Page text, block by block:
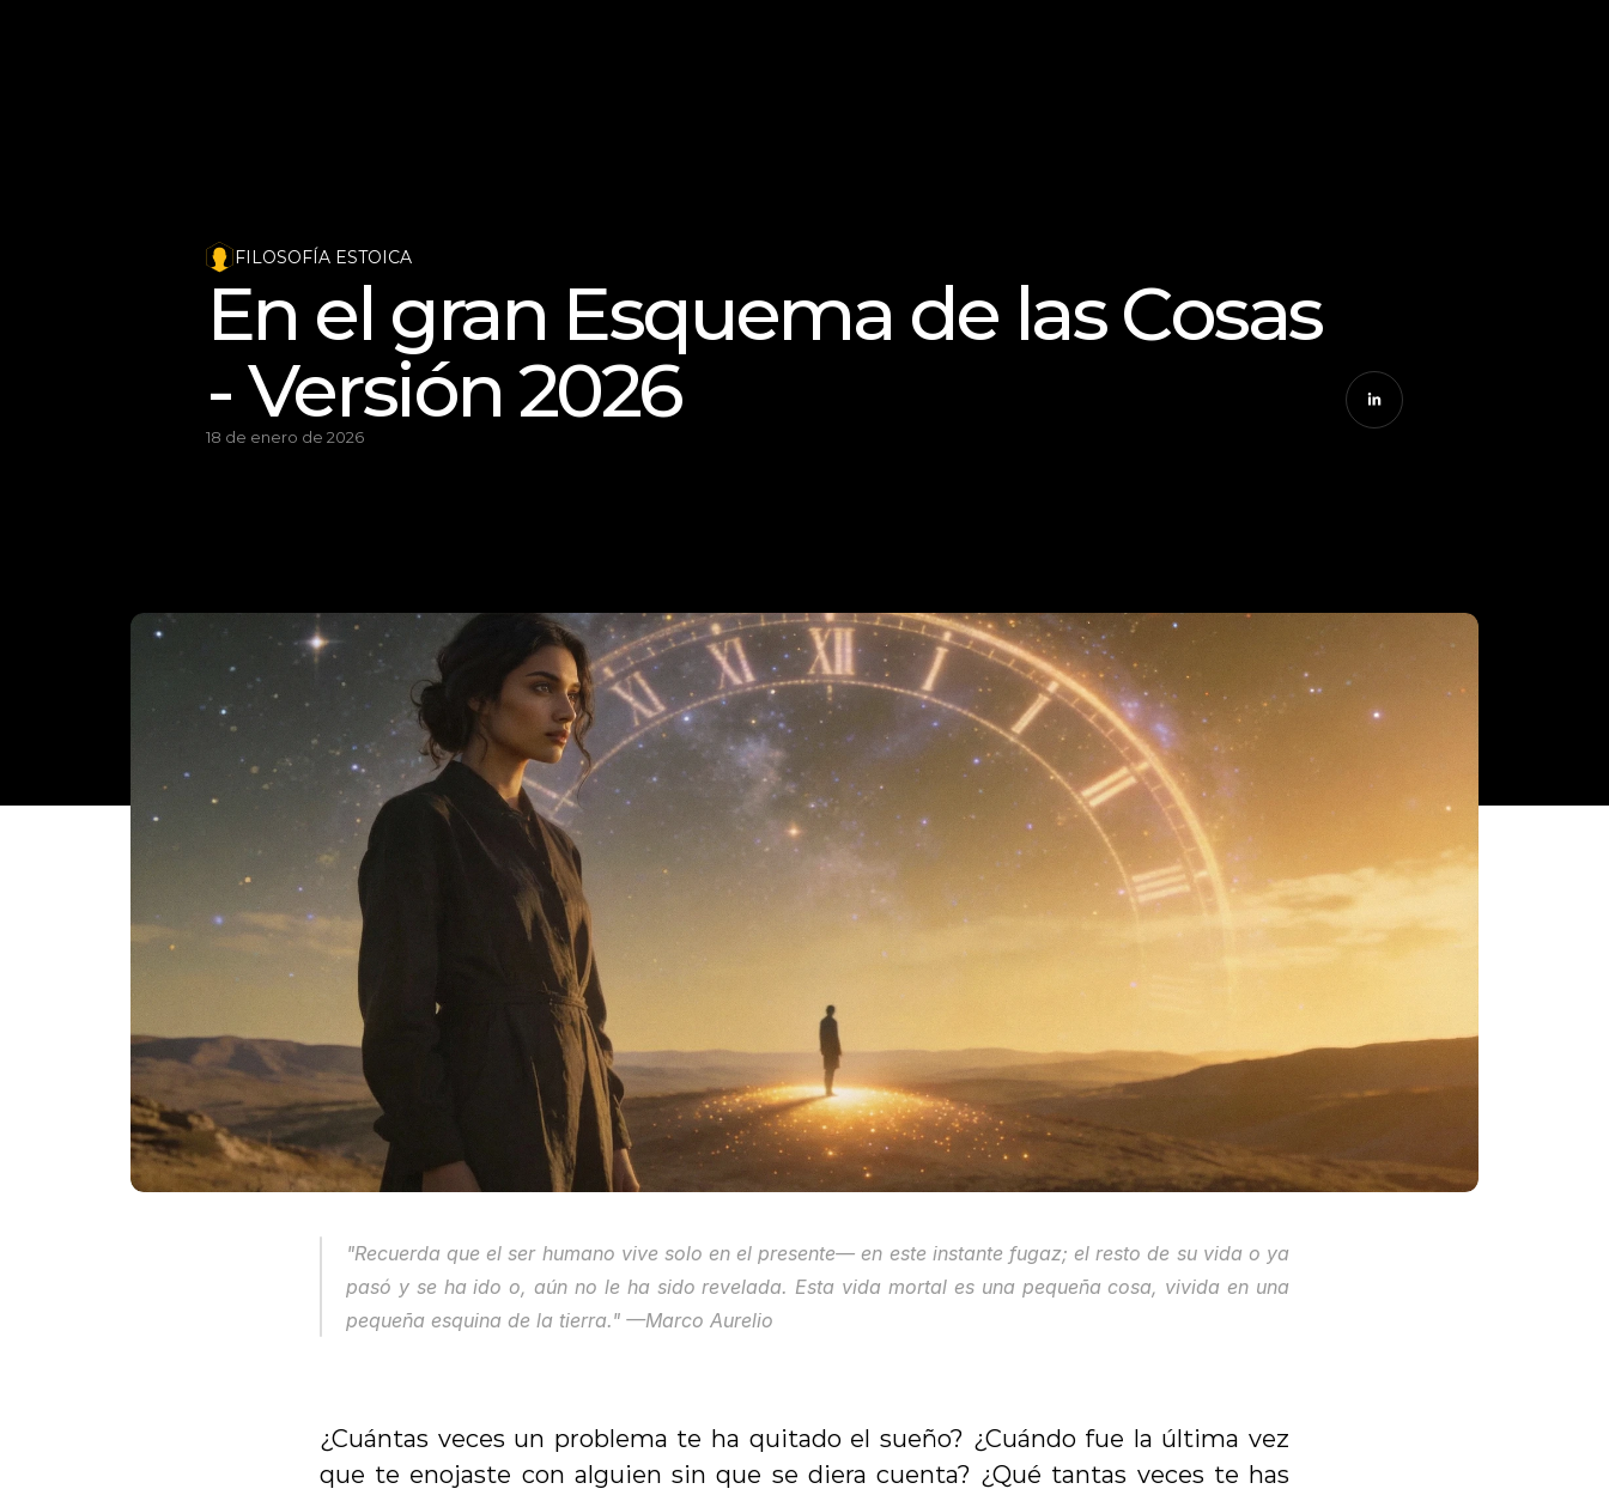
FILOSOFÍA ESTOICA
En el gran Esquema de las Cosas
- Versión 2026
18 de enero de 2026
"Recuerda que el ser humano vive solo en el presente— en este instante fugaz; el resto de su vida o ya
pasó y se ha ido o, aún no le ha sido revelada. Esta vida mortal es una pequeña cosa, vivida en una
pequeña esquina de la tierra." —Marco Aurelio
¿Cuántas veces un problema te ha quitado el sueño? ¿Cuándo fue la última vez
que te enojaste con alguien sin que se diera cuenta? ¿Qué tantas veces te has